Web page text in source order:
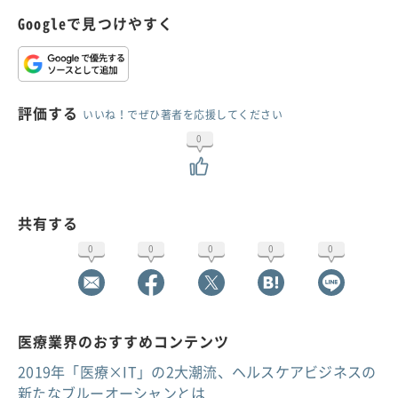
Googleで見つけやすく
評価する いいね！でぜひ著者を応援してください
0
共有する
0 0 0 0 0
医療業界のおすすめコンテンツ
2019年「医療×IT」の2大潮流、ヘルスケアビジネスの
新たなブルーオーシャンとは